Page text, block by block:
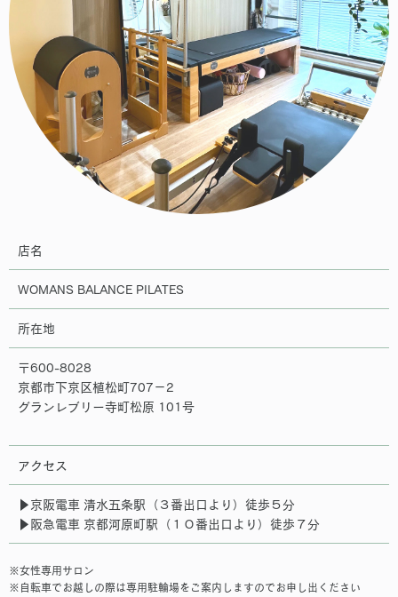
店名
WOMANS BALANCE PILATES
所在地
〒600-8028
京都市下京区植松町707−2
グランレブリー寺町松原 101号
アクセス
▶︎京阪電車 清水五条駅（３番出口より）徒歩５分
▶︎阪急電車 京都河原町駅（１０番出口より）徒歩７分
※女性専用サロン
※自転車でお越しの際は専用駐輪場をご案内しますのでお申し出ください